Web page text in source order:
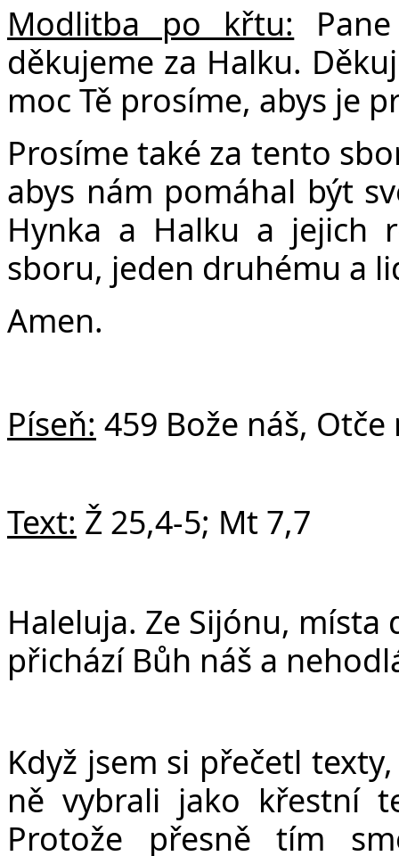
Modlitba po křtu:
děkujeme za Halku.
moc Tě prosíme, abys je
Prosíme také za tento
abys nám pomáhal být
Hynka a Halku a jejich
sboru, jeden druhému a
Amen.
Píseň: 459 Bože náš, Otče
Text: Ž 25,4-5; Mt 7,7
Haleluja. Ze Sijónu, místa
přichází Bůh náš a
Když jsem si přečetl
ně vybrali jako křestní
Protože přesně tím